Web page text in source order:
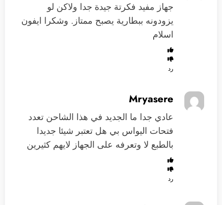
جهاز مفيد فكرتة جيدة جدا ولاكن لو
يزودونه ببطارية يصبح ممتاز. وشكرا ايفون
اسلام
رد
Mryasere
عادي جدا ما الجديد في هذا الشاحن تعدد
فتحات اليواس بي هل تعتبر شيئا جديدا
بالطبع لا وتعرفه على الجهاز لايهم كثيرين
رد